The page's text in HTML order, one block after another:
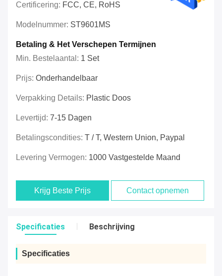
Certificering: FCC, CE, RoHS
Modelnummer: ST9601MS
Betaling & Het Verschepen Termijnen
Min. Bestelaantal: 1 Set
Prijs: Onderhandelbaar
Verpakking Details: Plastic Doos
Levertijd: 7-15 Dagen
Betalingscondities: T / T, Western Union, Paypal
Levering Vermogen: 1000 Vastgestelde Maand
Krijg Beste Prijs Contact opnemen
Specificaties Beschrijving
Specificaties